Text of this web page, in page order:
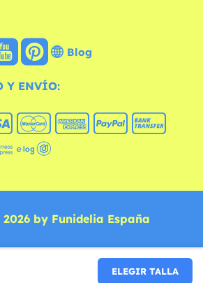
ELEGIR TALLA
Blog
Y ENVÍO:
by Funidelia España